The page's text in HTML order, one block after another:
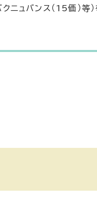
ニュバンス（15価）等